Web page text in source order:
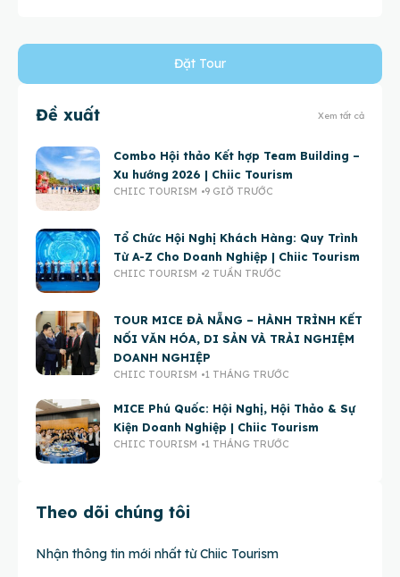
Đặt Tour
Đề xuất Xem tất cả
Combo Hội thảo Kết hợp Team Building –
Xu hướng 2026 | Chiic Tourism
CHIIC TOURISM 9 GIỜ TRƯỚC
Tổ Chức Hội Nghị Khách Hàng: Quy Trình
Từ A-Z Cho Doanh Nghiệp | Chiic Tourism
CHIIC TOURISM 2 TUẦN TRƯỚC
TOUR MICE ĐÀ NẴNG – HÀNH TRÌNH KẾT
NỐI VĂN HÓA, DI SẢN VÀ TRẢI NGHIỆM
DOANH NGHIỆP
CHIIC TOURISM 1 THÁNG TRƯỚC
MICE Phú Quốc: Hội Nghị, Hội Thảo & Sự
Kiện Doanh Nghiệp | Chiic Tourism
CHIIC TOURISM 1 THÁNG TRƯỚC
Theo dõi chúng tôi
Nhận thông tin mới nhất từ Chiic Tourism